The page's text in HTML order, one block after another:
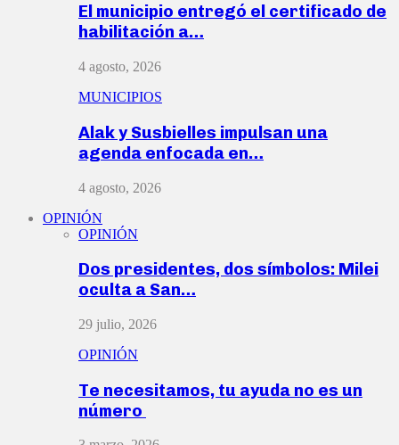
El municipio entregó el certificado de
habilitación a…
4 agosto, 2026
MUNICIPIOS
Alak y Susbielles impulsan una
agenda enfocada en…
4 agosto, 2026
OPINIÓN
OPINIÓN
Dos presidentes, dos símbolos: Milei
oculta a San…
29 julio, 2026
OPINIÓN
Te necesitamos, tu ayuda no es un
número